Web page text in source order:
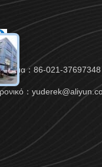
：86-021-37697348
：